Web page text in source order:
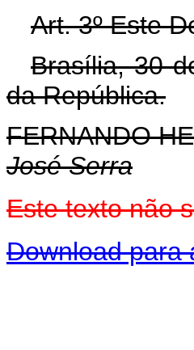
Art. 3º Este
Brasília, 30
da República.
FERNANDO
José Serra
Este texto não
Download para